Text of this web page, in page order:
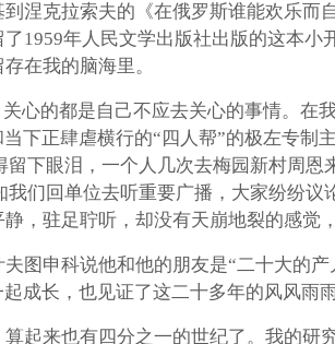
涅克拉索夫的《在俄罗斯谁能欢乐而
1959年人民文学出版社出版的这本
在我的脑海里。
心的都是自己不应去关心的事情。在
下正肆虐横行的“四人帮”的极左专制
下眼泪，一个人几次去梅园新村周恩
们回单位去听重要广播，大家纷纷
，驻足聍听，却没有天崩地裂的感觉
图申科说他和他的朋友是“二十大的
成长，也见证了这二十多年的风风雨雨
起来也有四分之一的世纪了。我的研